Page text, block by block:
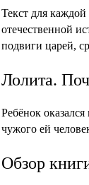
Текст для каждой
отечественной
подвиги царей,
Лолита.
Ребёнок
чужого ей
Обзор